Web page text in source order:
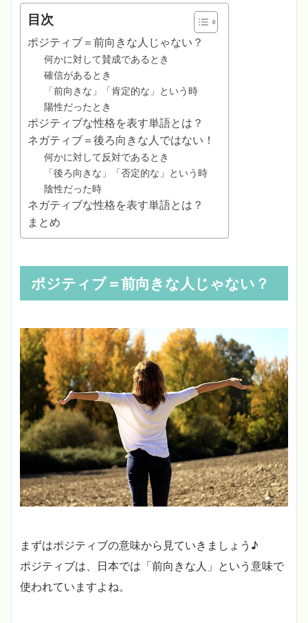
目次
ポジティブ＝前向きな人じゃない？
何かに対して賛成であるとき
確信があるとき
「前向きな」「肯定的な」という時
陽性だったとき
ポジティブな性格を表す単語とは？
ネガティブ＝後ろ向きな人ではない！
何かに対して反対であるとき
「後ろ向きな」「否定的な」という時
陰性だった時
ネガティブな性格を表す単語とは？
まとめ
ポジティブ＝前向きな人じゃない？
まずはポジティブの意味から見ていきましょう♪
ポジティブは、日本では「前向きな人」という意味で
使われていますよね。